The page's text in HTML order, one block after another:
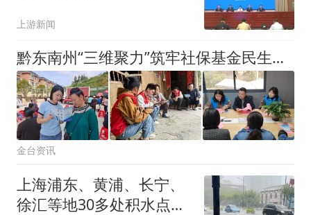
上游新闻
黔东南州“三维聚力”筑牢社保基金民生防线
金台资讯
上海浦东、黄浦、长宁、
徐汇等地30多处积水点正